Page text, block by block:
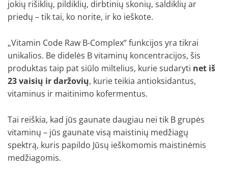
jokių rišiklių, pildiklių, dirbtinių skonių, saldiklių ar
priedų – tik tai, ko norite, ir ko ieškote.
„Vitamin Code Raw B-Complex“ funkcijos yra tikrai
unikalios. Be didelės B vitaminų koncentracijos, šis
produktas taip pat siūlo miltelius, kurie sudaryti net iš
23 vaisių ir daržovių, kurie teikia antioksidantus,
vitaminus ir maitinimo kofermentus.
Tai reiškia, kad jūs gaunate daugiau nei tik B grupės
vitaminų – jūs gaunate visą maistinių medžiagų
spektrą, kuris papildo Jūsų ieškomomis maistinėmis
medžiagomis.